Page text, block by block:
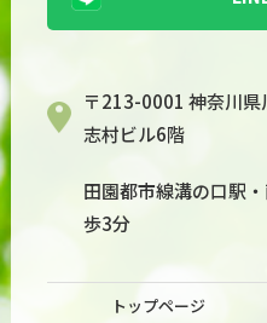
〒213-0001 神奈川
志村ビル6階
田園都市線溝の口駅
歩3分
トップページ